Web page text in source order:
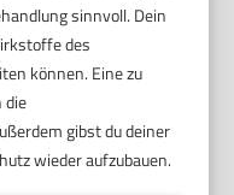
sinnvoll. Dein
des
können. Eine zu
die
gibst du deiner
wieder aufzubauen.